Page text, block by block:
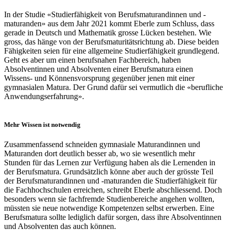
In der Studie «Studierfähigkeit von Berufsmaturandinnen und -
maturanden» aus dem Jahr 2021 kommt Eberle zum Schluss, dass
gerade in Deutsch und Mathematik grosse Lücken bestehen. Wie
gross, das hänge von der Berufsmaturitätsrichtung ab. Diese beiden
Fähigkeiten seien für eine allgemeine Studierfähigkeit grundlegend.
Geht es aber um einen berufsnahen Fachbereich, haben
Absolventinnen und Absolventen einer Berufsmatura einen
Wissens- und Könnensvorsprung gegenüber jenen mit einer
gymnasialen Matura. Der Grund dafür sei vermutlich die «berufliche
Anwendungserfahrung».
Mehr Wissen ist notwendig
Zusammenfassend schneiden gymnasiale Maturandinnen und
Maturanden dort deutlich besser ab, wo sie wesentlich mehr
Stunden für das Lernen zur Verfügung haben als die Lernenden in
der Berufsmatura. Grundsätzlich könne aber auch der grösste Teil
der Berufsmaturandinnen und -maturanden die Studierfähigkeit für
die Fachhochschulen erreichen, schreibt Eberle abschliessend. Doch
besonders wenn sie fachfremde Studienbereiche angehen wollten,
müssten sie neue notwendige Kompetenzen selbst erwerben. Eine
Berufsmatura sollte lediglich dafür sorgen, dass ihre Absolventinnen
und Absolventen das auch können.